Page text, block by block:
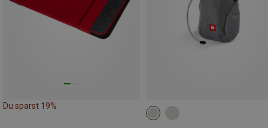
Du sparst 19%